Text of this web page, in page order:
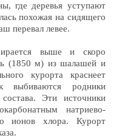
где деревья уступают
похожая на сидящего
перевал левее.
выше и скоро
(1850 м) из шалашей и
курорта краснеет
выбиваются родники
Эти источники
натриево-
ионов хлора. Курорт